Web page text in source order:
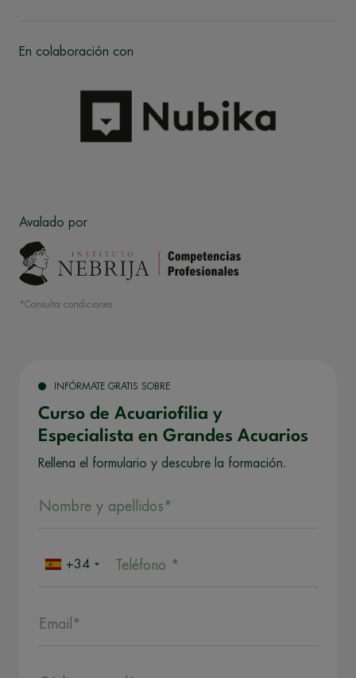
En colaboración con
Avalado por
*Consulta condiciones
INFÓRMATE GRATIS SOBRE
Curso de Acuariofilia y
Especialista en Grandes Acuarios
Rellena el formulario y descubre la formación.
Nombre y apellidos*
+34 Teléfono *
Email*